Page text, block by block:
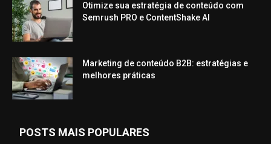
Otimize sua estratégia de conteúdo com
Semrush PRO e ContentShake AI
Marketing de conteúdo B2B: estratégias e
melhores práticas
POSTS MAIS POPULARES